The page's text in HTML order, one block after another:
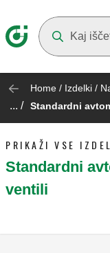
Home / Izdelki /
... / Standardni
PRIKAŽI VSE
Standardni
ventili